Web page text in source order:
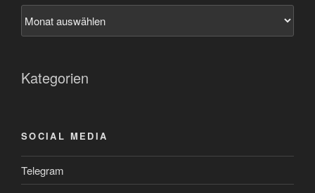
Kategorien
SOCIAL MEDIA
Telegram